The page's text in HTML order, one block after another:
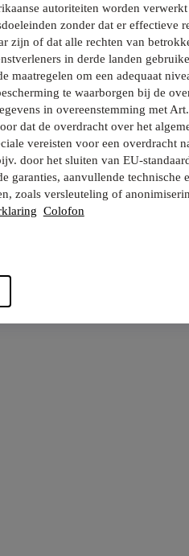
autoriteiten worden
zonder dat er effectieve
zijn of dat alle rechten van
in derde landen
maatregelen om een adequaat
te waarborgen bij de
in overeenstemming met
dat de overdracht over het
vereisten voor een overdracht
door het sluiten van EU-
garanties, aanvullende technische
zoals versleuteling of
Colofon